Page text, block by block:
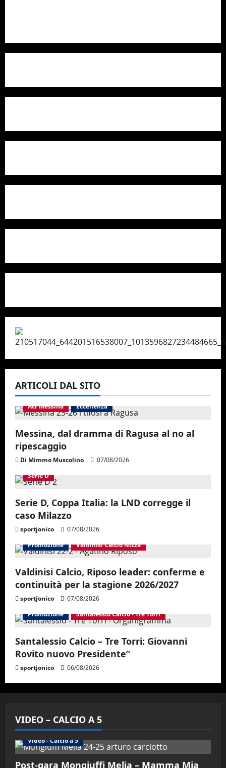
ARTICOLI DAL SITO
Acr Messina Eccellenza
Messina, dal dramma di Ragusa al no al
ripescaggio
Di Mimmo Muscolino
07/08/2026
Serie D
Serie D, Coppa Italia: la LND corregge il
caso Milazzo
sportjonico
07/08/2026
Promozione
Valdinisi Calcio Nizza
Valdinisi Calcio, Riposo leader: conferme e
continuità per la stagione 2026/2027
sportjonico
07/08/2026
Promozione
Santalessio Calcio - Tre Torri
Santalessio Calcio – Tre Torri: Giovanni
Rovito nuovo Presidente”
sportjonico 06/08/2026
VIDEO – CALCIO A 5
Video - Calcio a 5
Post-gara Mongiuffi Melia – Mamma Mia